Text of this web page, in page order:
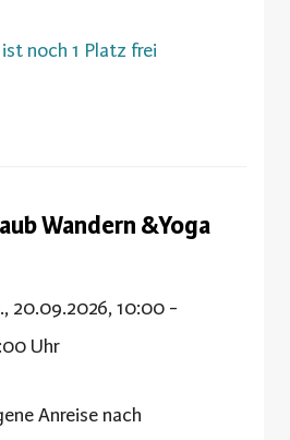
ist noch 1 Platz frei
Wandern &Yoga
20.09.2026, 10:00 -
Uhr
Anreise nach